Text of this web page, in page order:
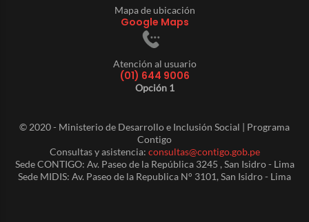
Mapa de ubicación
Google Maps
Atención al usuario
(01) 644 9006
Opción 1
© 2020 - Ministerio de Desarrollo e Inclusión Social | Programa
Contigo
Consultas y asistencia: consultas@contigo.gob.pe
Sede CONTIGO: Av. Paseo de la República 3245 , San Isidro - Lima
Sede MIDIS: Av. Paseo de la Republica N° 3101, San Isidro - Lima